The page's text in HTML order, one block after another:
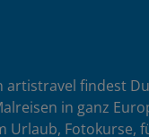
artistravel findest
in ganz
Urlaub, Fotokurse,